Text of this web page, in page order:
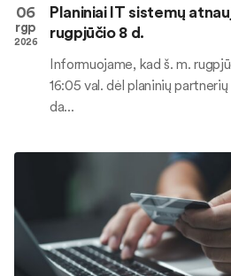
06
rgp
2026
Planiniai IT sistemų
rugpjūčio 8 d.
Informuojame, kad š. m.
16:05 val. dėl planinių
da...